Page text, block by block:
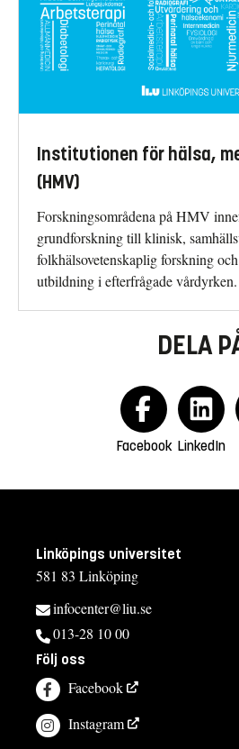
Institutionen för hälsa,
(HMV)
Forskningsområdena på HMV
grundforskning till klinisk,
folkhälsovetenskaplig forskning
utbildning i efterfrågade vårdyrken.
DELA
Facebook LinkedIn
Linköpings universitet
581 83 Linköping
infocenter@liu.se
013-28 10 00
Följ oss
Facebook
Instagram